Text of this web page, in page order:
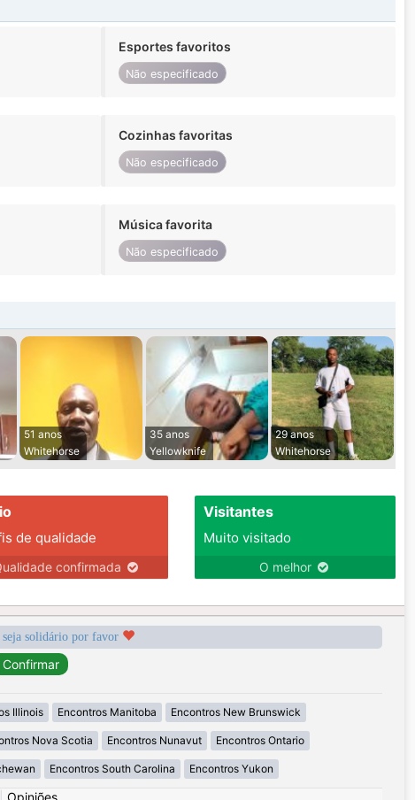
Esportes favoritos
Não especificado
Cozinhas favoritas
Não especificado
Música favorita
Não especificado
51 anos
Whitehorse
35 anos
Yellowknife
29 anos
Whitehorse
de qualidade
confirmada
Visitantes
Muito visitado
O melhor
solidário por favor
Illinois Encontros Manitoba Encontros New Brunswick
Nova Scotia Encontros Nunavut Encontros Ontario
Encontros South Carolina Encontros Yukon
Opiniões